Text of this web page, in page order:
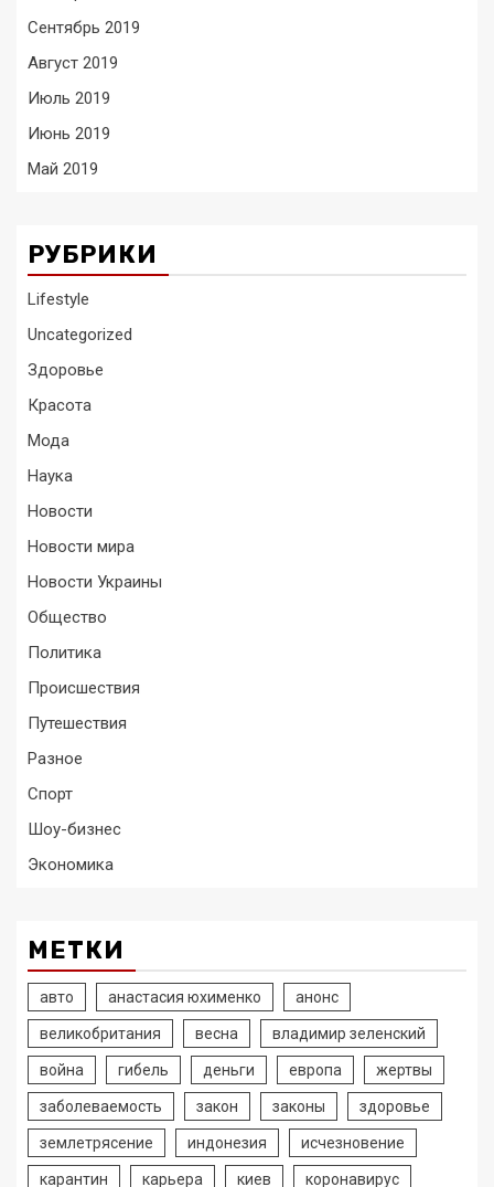
Сентябрь 2019
Август 2019
Июль 2019
Июнь 2019
Май 2019
РУБРИКИ
Lifestyle
Uncategorized
Здоровье
Красота
Мода
Наука
Новости
Новости мира
Новости Украины
Общество
Политика
Происшествия
Путешествия
Разное
Спорт
Шоу-бизнес
Экономика
МЕТКИ
авто анастасия юхименко анонс
великобритания весна владимир зеленский
война гибель деньги европа жертвы
заболеваемость закон законы здоровье
землетрясение индонезия исчезновение
карантин карьера киев коронавирус